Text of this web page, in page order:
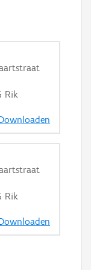
Rik
Rik